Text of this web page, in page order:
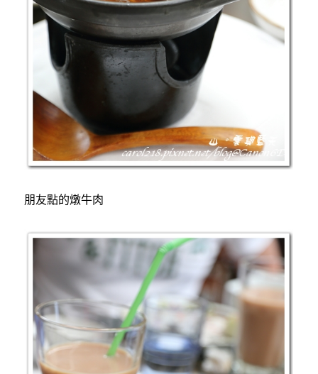
朋友點的燉牛肉